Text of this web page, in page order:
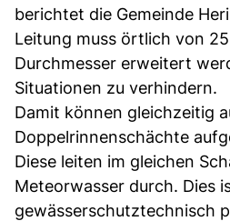
berichtet die Gemeinde
Leitung muss örtlich von
Durchmesser erweitert
Situationen zu verhindern.
Damit können gleichzeitig
Doppelrinnenschächte
Diese leiten im gleichen
Meteorwasser durch. Dies
gewässerschutztechnisch